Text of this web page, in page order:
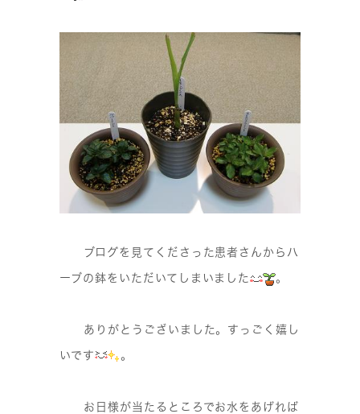
ブログを見てくださった患者さんからハ
ーブの鉢をいただいてしまいました 。
ありがとうございました。すっごく嬉し
いです 。
お日様が当たるところでお水をあげれば